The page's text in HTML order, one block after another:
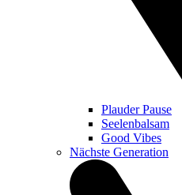
Plauder Pause
Seelenbalsam
Good Vibes
Nächste Generation